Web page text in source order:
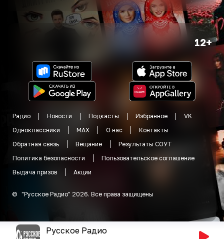
12+
Радио Новости Подкасты Избранное
VK
Одноклассники
MAX О нас
Контакты
Обратная связь
Вещание
Результаты СОУТ
Политика безопасности
Пользовательское соглашение
Выдача призов
Акции
© "Русское Радио" 2026. Все права защищены
Русское Радио